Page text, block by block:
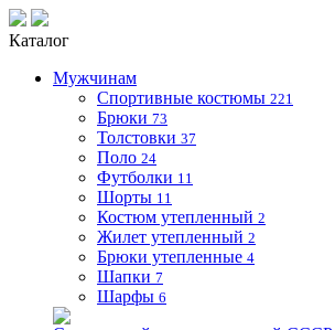
Каталог
Мужчинам
Спортивные костюмы 221
Брюки 73
Толстовки 37
Поло 24
Футболки 11
Шорты 11
Костюм утепленный 2
Жилет утепленный 2
Брюки утепленные 4
Шапки 7
Шарфы 6